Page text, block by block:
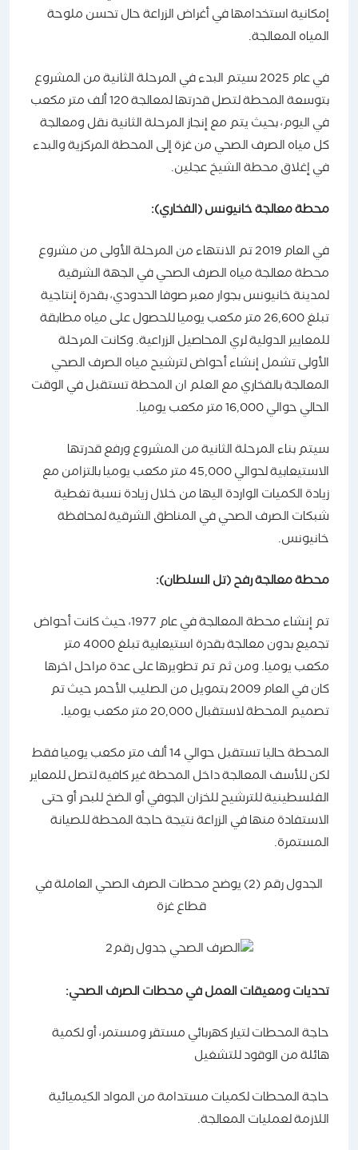
إمكانية استخدامها في أغراض الزراعة حال تحسن ملوحة
المياه المعالجة.
في عام 2025 سيتم البدء في المرحلة الثانية من المشروع
بتوسعة المحطة لتصل قدرتها لمعالجة 120 ألف متر مكعب
في اليوم، بحيث يتم مع إنجاز المرحلة الثانية نقل ومعالجة
كل مياه الصرف الصحي من غزة إلى المحطة المركزية والبدء
في إغلاق محطة الشيخ عجلين.
محطة معالجة خانيونس (الفخاري):
في العام 2019 تم الانتهاء من المرحلة الأولى من مشروع
محطة معالجة مياه الصرف الصحي في الجهة الشرقية
لمدينة خانيونس بجوار معبر صوفا الحدودي، بقدرة إنتاجية
تبلغ 26,600 متر مكعب يوميا للحصول على مياه مطابقة
للمعايير الدولية لري المحاصيل الزراعية. وكانت المرحلة
الأولى تشمل إنشاء أحواض لترشيح مياه الصرف الصحي
المعالجة بالفخاري مع العلم ان المحطة تستقبل في الوقت
الحالي حوالي 16,000 متر مكعب يوميا.
سيتم بناء المرحلة الثانية من المشروع ورفع قدرتها
الاستيعابية لحوالي 45,000 متر مكعب يوميا بالتزامن مع
زيادة الكميات الواردة اليها من خلال زيادة نسبة تغطية
شبكات الصرف الصحي في المناطق الشرقية لمحافظة
خانيونس.
محطة معالجة رفح (تل السلطان):
تم إنشاء محطة المعالجة في عام 1977، حيث كانت أحواض
تجميع بدون معالجة بقدرة استيعابية تبلغ 4000 متر
مكعب يوميا. ومن ثم تم تطويرها على عدة مراحل اخرها
كان في العام 2009 بتمويل من الصليب الأحمر حيث تم
تصميم المحطة لاستقبال 20,000 متر مكعب يوميا
.
المحطة حاليا تستقبل حوالي 14 ألف متر مكعب يوميا فقط
لكن للأسف المعالجة داخل المحطة غير كافية لتصل للمعاير
الفلسطينية للترشيح للخزان الجوفي أو الضخ للبحر أو حتى
الاستفادة منها في الزراعة نتيجة حاجة المحطة للصيانة
المستمرة.
الجدول رقم (2) يوضح محطات الصرف الصحي العاملة في
قطاع غزة
تحديات ومعيقات العمل في محطات الصرف الصحي:
حاجة المحطات لتيار كهربائي مستقر ومستمر، أو لكمية
هائلة من الوقود للتشغيل
حاجة المحطات لكميات مستدامة من المواد الكيميائية
اللازمة لعمليات المعالجة.